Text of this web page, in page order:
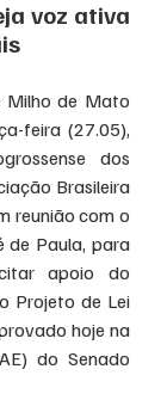
voz ativa
Milho de Mato
feira (27.05),
dos
Brasileira
reunião com o
de Paula, para
apoio do
Projeto de Lei
hoje na
do Senado